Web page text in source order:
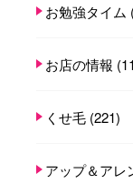
お勉強タイム
お店の情報
くせ毛 (221)
アップ＆アレ